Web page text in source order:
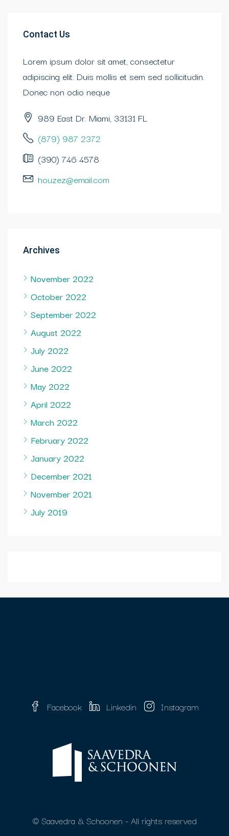
Contact Us
Lorem ipsum dolor sit amet, consectetur
adipiscing elit. Duis mollis et sem sed sollicitudin.
Donec non odio neque
989 East Dr. Miami, 33131 FL
(879) 987 2372
(390) 746 4578
houzez@email.com
Archives
November 2022
October 2022
September 2022
August 2022
July 2022
June 2022
May 2022
April 2022
March 2022
February 2022
January 2022
December 2021
November 2021
July 2019
Facebook Linkedin Instagram
© Saavedra & Schoonen - All rights reserved